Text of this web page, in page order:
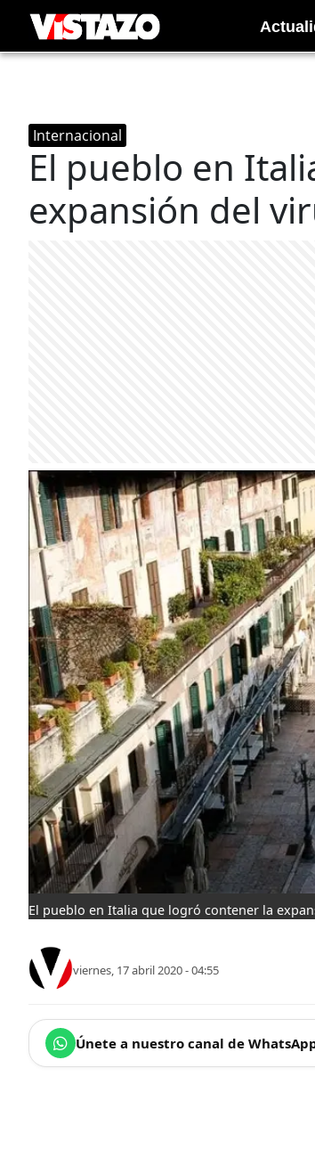
Internacional
El pueblo en
expansión del
El pueblo en Italia que logró contener la
viernes, 17 abril 2020 - 04:55
Únete a nuestro canal de